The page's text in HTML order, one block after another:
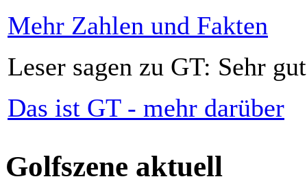
Mehr Zahlen und Fakten
Leser sagen zu GT: Sehr
Das ist GT - mehr darüber
Golfszene aktuell